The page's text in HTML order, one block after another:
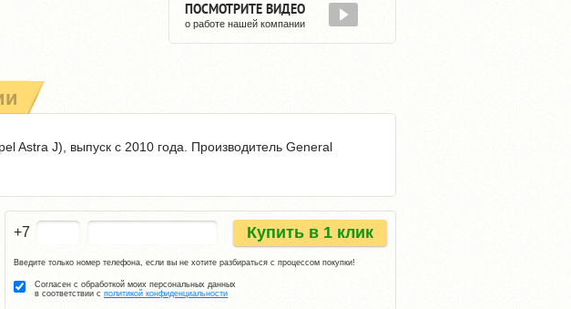
ПОСМОТРИТЕ ВИДЕО
о работе нашей компании
Astra J), выпуск с 2010 года. Производитель General
+7 Купить в 1 клик
Введите только номер телефона, если вы не хотите разбираться с процессом покупки!
Согласен с обработкой моих персональных данных
в соответствии с политикой конфиденциальности